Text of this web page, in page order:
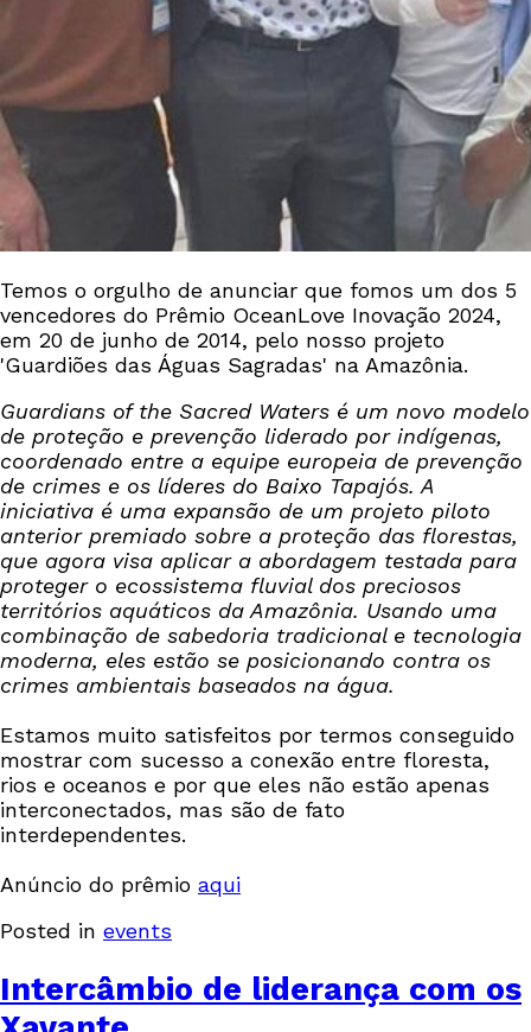
Temos o orgulho de anunciar que fomos um dos 5
vencedores do Prêmio OceanLove Inovação 2024,
em 20 de junho de 2014, pelo nosso projeto
'Guardiões das Águas Sagradas' na Amazônia.
Guardians of the Sacred Waters é um novo modelo
de proteção e prevenção liderado por indígenas,
coordenado entre a equipe europeia de prevenção
de crimes e os líderes do Baixo Tapajós. A
iniciativa é uma expansão de um projeto piloto
anterior premiado sobre a proteção das florestas,
que agora visa aplicar a abordagem testada para
proteger o ecossistema fluvial dos preciosos
territórios aquáticos da Amazônia. Usando uma
combinação de sabedoria tradicional e tecnologia
moderna, eles estão se posicionando contra os
crimes ambientais baseados na água.
Estamos muito satisfeitos por termos conseguido
mostrar com sucesso a conexão entre floresta,
rios e oceanos e por que eles não estão apenas
interconectados, mas são de fato
interdependentes.
Anúncio do prêmio aqui
Posted in events
Intercâmbio de liderança com os